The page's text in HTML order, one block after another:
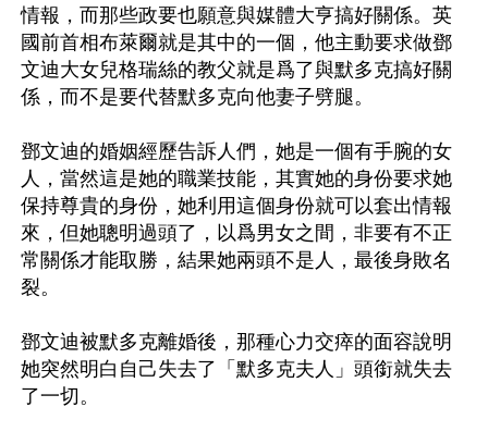
情報，而那些政要也願意與媒體大亨搞好關係。英
國前首相布萊爾就是其中的一個，他主動要求做鄧
文迪大女兒格瑞絲的教父就是爲了與默多克搞好關
係，而不是要代替默多克向他妻子劈腿。
鄧文迪的婚姻經歷告訴人們，她是一個有手腕的女
人，當然這是她的職業技能，其實她的身份要求她
保持尊貴的身份，她利用這個身份就可以套出情報
來，但她聰明過頭了，以爲男女之間，非要有不正
常關係才能取勝，結果她兩頭不是人，最後身敗名
裂。
鄧文迪被默多克離婚後，那種心力交瘁的面容說明
她突然明白自己失去了「默多克夫人」頭銜就失去